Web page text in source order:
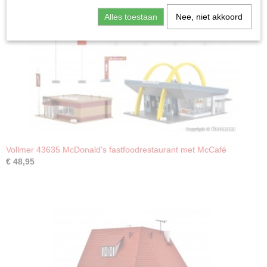
Vollmer 43635 McDonald's fastfoodrestaurant met McCafé
€ 48,95
Alles toestaan Nee, niet akkoord